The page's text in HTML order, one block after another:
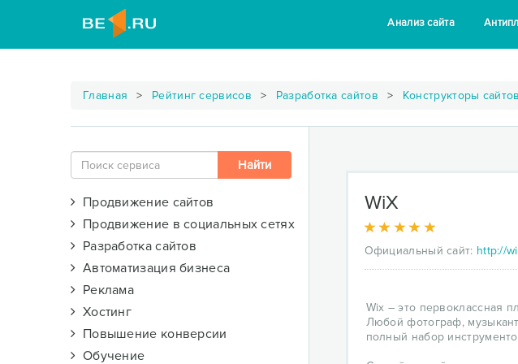
Анализ сайта
Главная Рейтинг сервисов Разработка сайтов Конструкторы сайтов
Продвижение сайтов
Продвижение в социальных сетях
Разработка сайтов
Автоматизация бизнеса
Реклама
Хостинг
Повышение конверсии
Обучение
WiX
Официальный сайт: http://
Wix – это первоклассная
Любой фотограф,
полный набор